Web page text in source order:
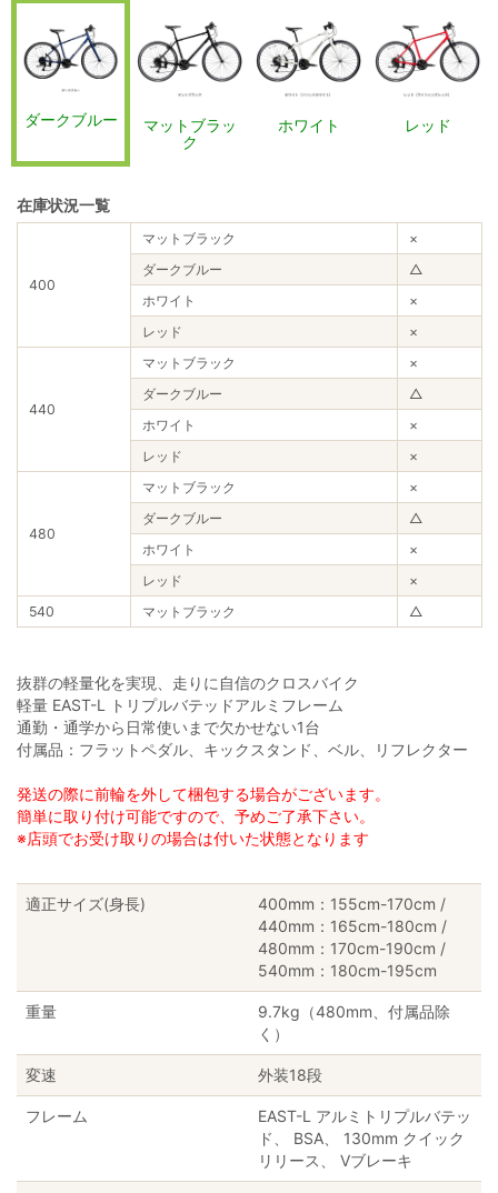
ダークブルー
マットブラッ
ク
ホワイト レッド
在庫状況一覧
400
マットブラック
×
ダークブルー
△
ホワイト
×
レッド
×
440
マットブラック
×
ダークブルー
△
ホワイト
×
レッド
×
480
マットブラック
×
ダークブルー
△
ホワイト
×
レッド
×
540
マットブラック △
抜群の軽量化を実現、走りに自信のクロスバイク
軽量 EAST-L トリプルバテッドアルミフレーム
通勤・通学から日常使いまで欠かせない1台
付属品：フラットペダル、キックスタンド、ベル、リフレクター
発送の際に前輪を外して梱包する場合がございます。
簡単に取り付け可能ですので、予めご了承下さい。
※店頭でお受け取りの場合は付いた状態となります
適正サイズ(身長)
400mm：155cm-170cm /
440mm：165cm-180cm /
480mm：170cm-190cm /
540mm：180cm-195cm
重量
9.7kg（480mm、付属品除
く）
変速 外装18段
フレーム
EAST-L アルミトリプルバテッ
ド、 BSA、 130mm クイック
リリース、 Vブレーキ